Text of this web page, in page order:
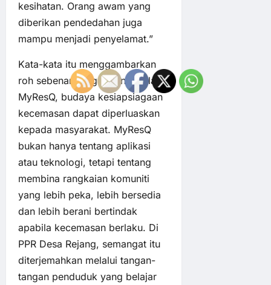
kesihatan. Orang awam yang
diberikan pendedahan juga
mampu menjadi penyelamat.”
Kata-kata itu menggambarkan
roh sebenar program ini. Melalui
MyResQ, budaya kesiapsiagaan
kecemasan dapat diperluaskan
kepada masyarakat. MyResQ
bukan hanya tentang aplikasi
atau teknologi, tetapi tentang
membina rangkaian komuniti
yang lebih peka, lebih bersedia
dan lebih berani bertindak
apabila kecemasan berlaku. Di
PPR Desa Rejang, semangat itu
diterjemahkan melalui tangan-
tangan penduduk yang belajar